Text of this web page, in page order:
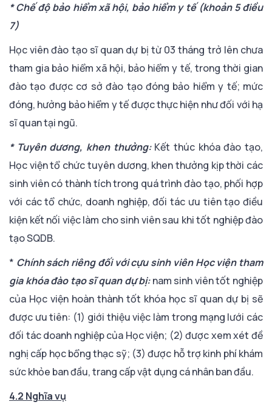
* Chế độ bảo hiểm xã hội, bảo hiểm y tế (khoản 5 điều
7)
Học viên đào tạo sĩ quan dự bị từ 03 tháng trở lên chưa
tham gia bảo hiểm xã hội, bảo hiểm y tế, trong thời gian
đào tạo được cơ sở đào tạo đóng bảo hiểm y tế; mức
đóng, hưởng bảo hiểm y tế được thực hiện như đối với hạ
sĩ quan tại ngũ.
* Tuyên dương, khen thưởng: Kết thúc khóa đào tạo,
Học viện tổ chức tuyên dương, khen thưởng kịp thời các
sinh viên có thành tích trong quá trình đào tạo, phối hợp
với các tổ chức, doanh nghiệp, đối tác ưu tiên tạo điều
kiện kết nối việc làm cho sinh viên sau khi tốt nghiệp đào
tạo SQDB.
* Chính sách riêng đối với cựu sinh viên Học viện tham
gia khóa đào tạo sĩ quan dự bị:nam sinh viên tốt nghiệp
của Học viện hoàn thành tốt khóa học sĩ quan dự bị sẽ
được ưu tiên: (1) giới thiệu việc làm trong mạng lưới các
đối tác doanh nghiệp của Học viện; (2) được xem xét đề
nghị cấp học bổng thạc sỹ; (3) được hỗ trợ kinh phí khám
sức khỏe ban đầu, trang cấp vật dụng cá nhân ban đầu.
4.2 Nghĩa vụ